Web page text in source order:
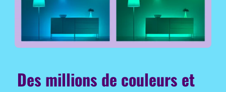
Des millions de couleurs et